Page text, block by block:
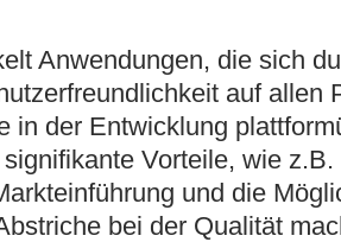
Anwendungen, die sich
auf allen
in der Entwicklung
Vorteile, wie
und die
bei der Qualität